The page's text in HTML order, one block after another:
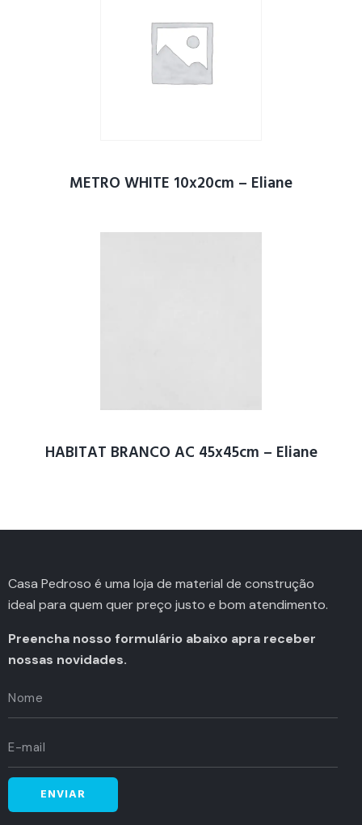
METRO WHITE 10x20cm – Eliane
HABITAT BRANCO AC 45x45cm – Eliane
Casa Pedroso é uma loja de material de construção
ideal para quem quer preço justo e bom atendimento.
Preencha nosso formulário abaixo apra receber
nossas novidades.